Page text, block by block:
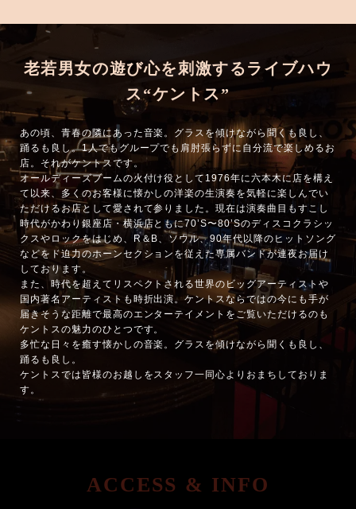
老若男女の遊び心を刺激するライブハウ
ス“ケントス”
あの頃、青春の隣にあった音楽。グラスを傾けながら聞くも良し、
踊るも良し。1人でもグループでも肩肘張らずに自分流で楽しめるお
店。それがケントスです。
オールディーズブームの火付け役として1976年に六本木に店を構え
て以来、多くのお客様に懐かしの洋楽の生演奏を気軽に楽しんでい
ただけるお店として愛されて参りました。現在は演奏曲目もすこし
時代がかわり銀座店・横浜店ともに70’S〜80’Sのディスコクラシッ
クスやロックをはじめ、R＆B、ソウル、90年代以降のヒットソング
などをド迫力のホーンセクションを従えた専属バンドが連夜お届け
しております。
また、時代を超えてリスペクトされる世界のビッグアーティストや
国内著名アーティストも時折出演。ケントスならではの今にも手が
届きそうな距離で最高のエンターテイメントをご覧いただけるのも
ケントスの魅力のひとつです。
多忙な日々を癒す懐かしの音楽。グラスを傾けながら聞くも良し、
踊るも良し。
ケントスでは皆様のお越しをスタッフ一同心よりおまちしておりま
す。
ACCESS & INFO